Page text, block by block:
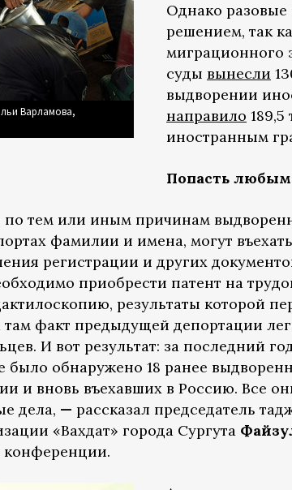
Варламова,
Однако
решением, так
миграционного
суды вынесли
выдворении
направило
иностранным
Попасть любым
тем или иным причинам
фамилии и имена, могут
регистрации и других
приобрести патент на
результаты которой
факт предыдущей депортации
И вот результат: за последний
было обнаружено 18 ранее
и вновь въехавших в Россию. Все
дела, — рассказал председатель
«Вахдат» города Сургута
конференции.